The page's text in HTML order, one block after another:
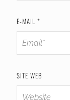
E-MAIL *
SITE WEB